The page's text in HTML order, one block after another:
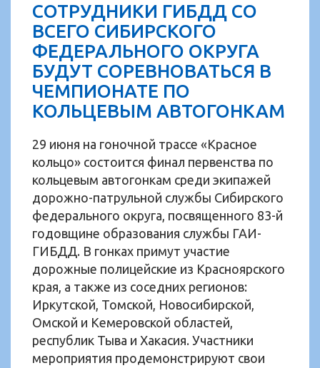
СОТРУДНИКИ ГИБДД СО
ВСЕГО СИБИРСКОГО
ФЕДЕРАЛЬНОГО ОКРУГА
БУДУТ СОРЕВНОВАТЬСЯ В
ЧЕМПИОНАТЕ ПО
КОЛЬЦЕВЫМ АВТОГОНКАМ
29 июня на гоночной трассе «Красное
кольцо» состоится финал первенства по
кольцевым автогонкам среди экипажей
дорожно-патрульной службы Сибирского
федерального округа, посвященного 83-й
годовщине образования службы ГАИ-
ГИБДД. В гонках примут участие
дорожные полицейские из Красноярского
края, а также из соседних регионов:
Иркутской, Томской, Новосибирской,
Омской и Кемеровской областей,
республик Тыва и Хакасия. Участники
мероприятия продемонстрируют свои